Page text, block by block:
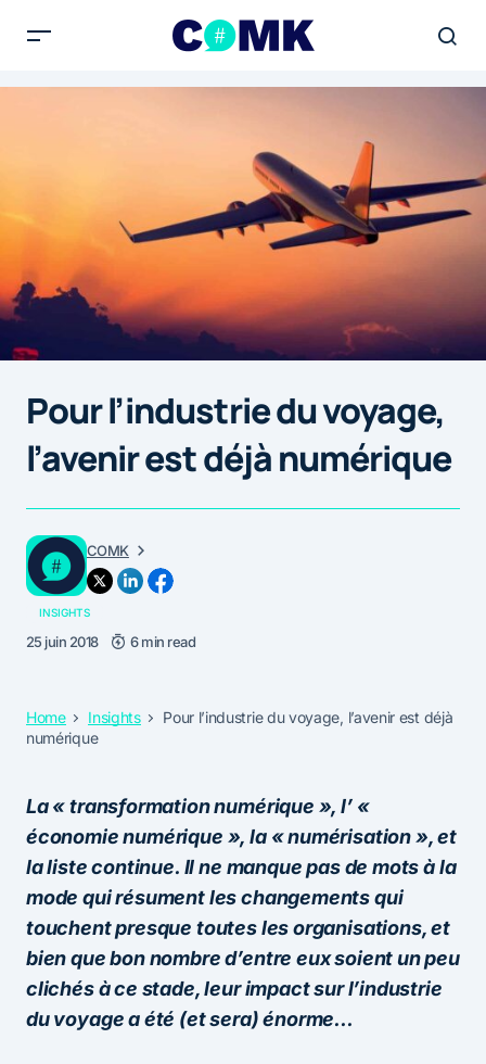
Pour l’industrie du voyage,
l’avenir est déjà numérique
COMK
INSIGHTS
25 juin 2018 6 min read
Home Insights
Pour l’industrie du voyage, l’avenir est déjà
numérique
La « transformation numérique », l’ «
économie numérique », la « numérisation », et
la liste continue. Il ne manque pas de mots à la
mode qui résument les changements qui
touchent presque toutes les organisations, et
bien que bon nombre d’entre eux soient un peu
clichés à ce stade, leur impact sur l’industrie
du voyage a été (et sera) énorme…